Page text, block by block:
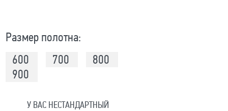
Размер полотна:
600
700
800
900
У ВАС НЕСТАНДАРТНЫЙ